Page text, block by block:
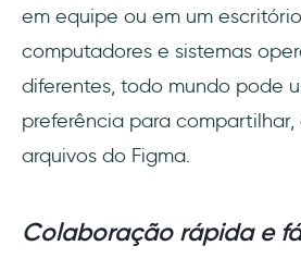
em equipe ou em um
computadores e sistemas
diferentes, todo mundo pode
preferência para
arquivos do Figma.
Colaboração rápida e